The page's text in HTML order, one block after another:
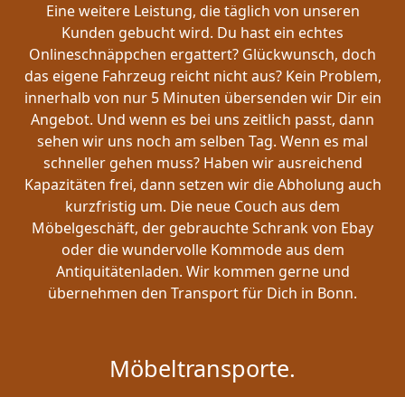
Eine weitere Leistung, die täglich von unseren
Kunden gebucht wird. Du hast ein echtes
Onlineschnäppchen ergattert? Glückwunsch, doch
das eigene Fahrzeug reicht nicht aus? Kein Problem,
innerhalb von nur 5 Minuten übersenden wir Dir ein
Angebot. Und wenn es bei uns zeitlich passt, dann
sehen wir uns noch am selben Tag. Wenn es mal
schneller gehen muss? Haben wir ausreichend
Kapazitäten frei, dann setzen wir die Abholung auch
kurzfristig um. Die neue Couch aus dem
Möbelgeschäft, der gebrauchte Schrank von Ebay
oder die wundervolle Kommode aus dem
Antiquitätenladen. Wir kommen gerne und
übernehmen den Transport für Dich in Bonn.
Möbeltransporte.